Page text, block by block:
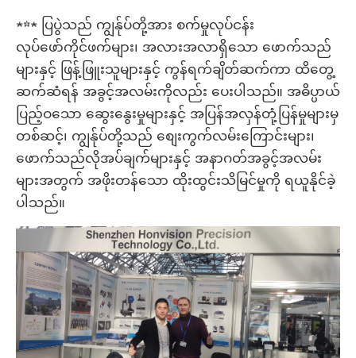
★☆★ ပြပွဲသည် ကျွန်ုပ်တို့အား စက်မှုလုပ်ငန်း
လုပ်ဖော်ကိုင်ဖက်များ၊ အလားအလာရှိသော ဖောက်သည်
များနှင့် ဖြန့်ဖြူးသူများနှင့် ကွန်ရက်ချိတ်ဆက်ကာ ထိတွေ့
ဆက်ဆံရန် အခွင့်အလမ်းကိုလည်း ပေးပါသည်။ အဓိပ္ပာယ်
ပြည့်ဝသော ဆွေးနွေးမှုများနှင့် အပြန်အလှန်တုံ့ပြန်မှုများမှ
တစ်ဆင့်၊ ကျွန်ုပ်တို့သည် စျေးကွက်လမ်းကြောင်းများ၊
ဖောက်သည်လိုအပ်ချက်များနှင့် အနာဂတ်အခွင့်အလမ်း
များအတွက် အဖိုးတန်သော ထိုးထွင်းသိမြင်မှုကို ရယူနိုင်ခဲ့
ပါသည်။